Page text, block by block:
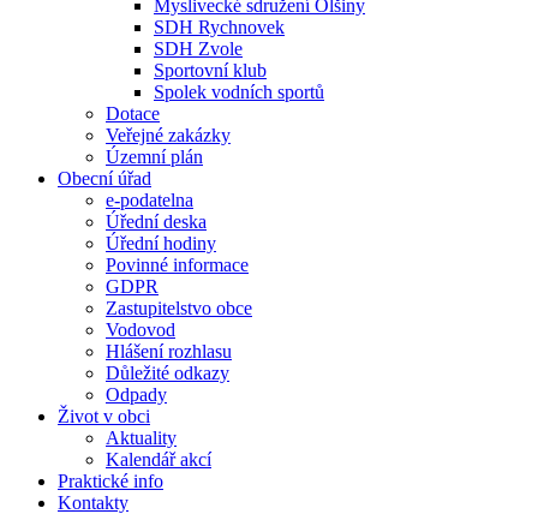
Myslivecké sdružení Olšiny
SDH Rychnovek
SDH Zvole
Sportovní klub
Spolek vodních sportů
Dotace
Veřejné zakázky
Územní plán
Obecní úřad
e-podatelna
Úřední deska
Úřední hodiny
Povinné informace
GDPR
Zastupitelstvo obce
Vodovod
Hlášení rozhlasu
Důležité odkazy
Odpady
Život v obci
Aktuality
Kalendář akcí
Praktické info
Kontakty